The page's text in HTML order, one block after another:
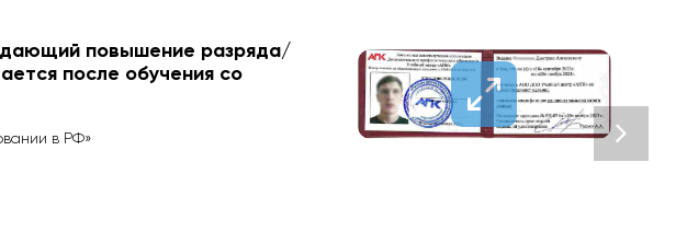
повышение разряда/
после обучения со
в РФ»